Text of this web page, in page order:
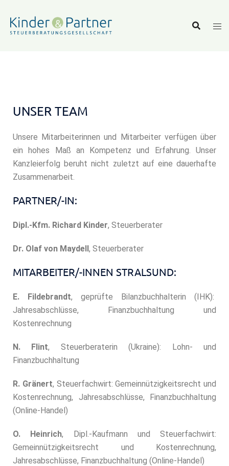
UNSER TEAM
Unsere Mitarbeiterinnen und Mitarbeiter verfügen über
ein hohes Maß an Kompetenz und Erfahrung. Unser
Kanzleierfolg beruht nicht zuletzt auf eine dauerhafte
Zusammenarbeit.
PARTNER/-IN:
Dipl.-Kfm. Richard Kinder, Steuerberater
Dr. Olaf von Maydell, Steuerberater
MITARBEITER/-INNEN STRALSUND:
E. Fildebrandt, geprüfte Bilanzbuchhalterin (IHK):
Jahresabschlüsse, Finanzbuchhaltung und
Kostenrechnung
N. Flint, Steuerberaterin (Ukraine): Lohn- und
Finanzbuchhaltung
R. Gränert, Steuerfachwirt: Gemeinnützigkeitsrecht und
Kostenrechnung, Jahresabschlüsse, Finanzbuchhaltung
(Online-Handel)
O. Heinrich, Dipl.-Kaufmann und Steuerfachwirt:
Gemeinnützigkeitsrecht und Kostenrechnung,
Jahresabschlüsse, Finanzbuchhaltung (Online-Handel)